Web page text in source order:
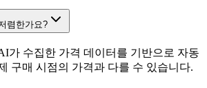
렴한가요?
가 수집한 가격 데이터를 기반으로 자동
구매 시점의 가격과 다를 수 있습니다.